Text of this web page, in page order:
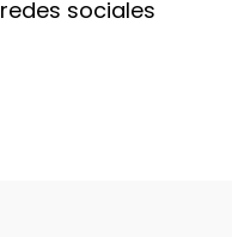
sociales